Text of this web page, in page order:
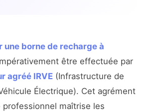
une borne de recharge à
être effectuée par
agréé IRVE (Infrastructure de
Électrique). Cet agrément
maîtrise les